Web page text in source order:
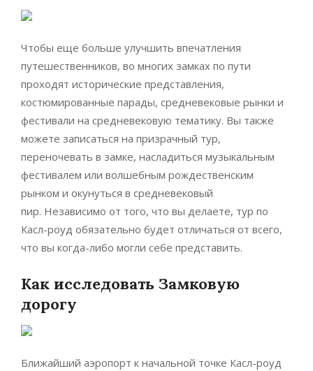
Чтобы еще больше улучшить впечатления
путешественников, во многих замках по пути
проходят исторические представления,
костюмированные парады, средневековые рынки и
фестивали на средневековую тематику. Вы также
можете записаться на призрачный тур,
переночевать в замке, насладиться музыкальным
фестивалем или волшебным рождественским
рынком и окунуться в средневековый
пир. Независимо от того, что вы делаете, тур по
Касл-роуд обязательно будет отличаться от всего,
что вы когда-либо могли себе представить.
Как исследовать Замковую
дорогу
Ближайший аэропорт к начальной точке Касл-роуд